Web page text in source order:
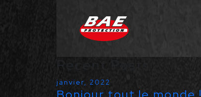
Recent Posts
janvier, 2022